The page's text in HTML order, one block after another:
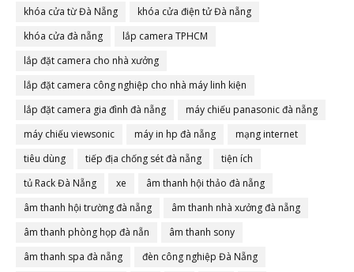
khóa cửa từ Đà Nẵng
khóa cửa điện tử Đà nẵng
khóa cửa đà nẵng
lắp camera TPHCM
lắp đặt camera cho nhà xưởng
lắp đặt camera công nghiệp cho nhà máy linh kiện
lắp đặt camera gia đình đà nẵng
máy chiếu panasonic đà nẵng
máy chiếu viewsonic
máy in hp đà nẵng
mạng internet
tiêu dùng
tiếp địa chống sét đà nẵng
tiện ích
tủ Rack Đà Nẵng
xe
âm thanh hội thảo đà nẵng
âm thanh hội trường đà nẵng
âm thanh nhà xưởng đà nẵng
âm thanh phòng họp đà nẵn
âm thanh sony
âm thanh spa đà nẵng
đèn công nghiệp Đà Nẵng